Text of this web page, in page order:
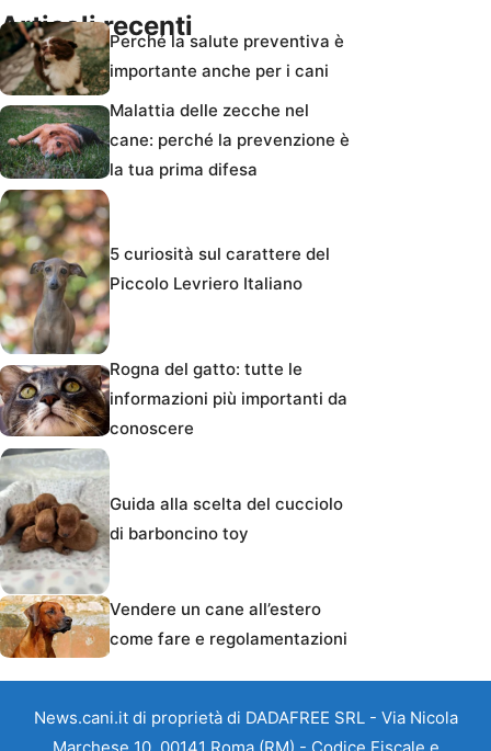
Articoli recentiPerché la salute preventiva è
importante anche per i cani
Malattia delle zecche nel
cane: perché la prevenzione è
la tua prima difesa
5 curiosità sul carattere del
Piccolo Levriero Italiano
Rogna del gatto: tutte le
informazioni più importanti da
conoscere
Guida alla scelta del cucciolo
di barboncino toy
Vendere un cane all’estero
come fare e regolamentazioni
News.cani.it di proprietà di DADAFREE SRL - Via Nicola